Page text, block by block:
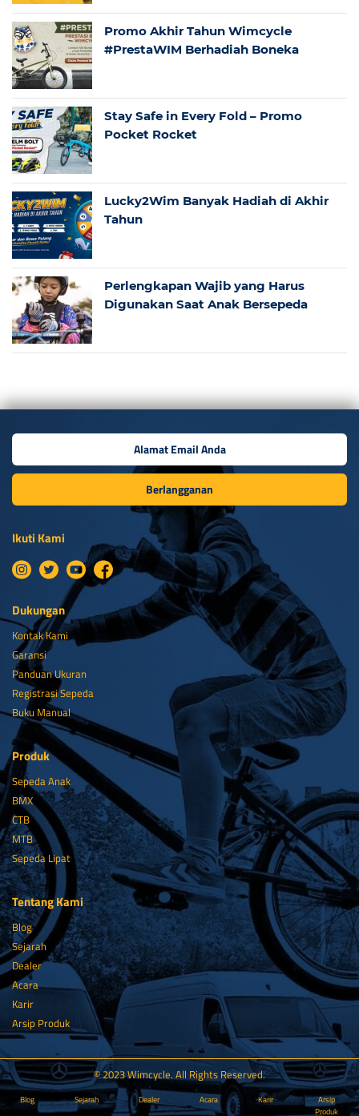
Promo Akhir Tahun Wimcycle
#PrestaWIM Berhadiah Boneka
Stay Safe in Every Fold – Promo
Pocket Rocket
Lucky2Wim Banyak Hadiah di Akhir
Tahun
Perlengkapan Wajib yang Harus
Digunakan Saat Anak Bersepeda
Berlangganan
Ikuti Kami
Dukungan
Kontak Kami
Garansi
Panduan Ukuran
Registrasi Sepeda
Buku Manual
Produk
Sepeda Anak
BMX
CTB
MTB
Sepeda Lipat
Tentang Kami
Blog
Sejarah
Dealer
Acara
Karir
Arsip Produk
© 2023 Wimcycle. All Rights Reserved.
Blog Sejarah Dealer Acara Karir
Arsip
Produk